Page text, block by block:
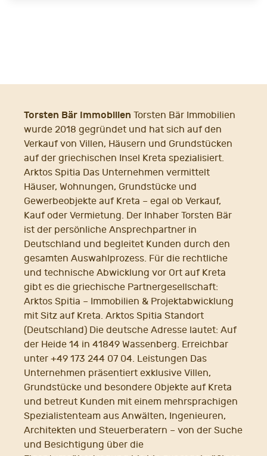
Torsten Bär Immobilien Torsten Bär Immobilien
wurde 2018 gegründet und hat sich auf den
Verkauf von Villen, Häusern und Grundstücken
auf der griechischen Insel Kreta spezialisiert.
Arktos Spitia Das Unternehmen vermittelt
Häuser, Wohnungen, Grundstücke und
Gewerbeobjekte auf Kreta – egal ob Verkauf,
Kauf oder Vermietung. Der Inhaber Torsten Bär
ist der persönliche Ansprechpartner in
Deutschland und begleitet Kunden durch den
gesamten Auswahlprozess. Für die rechtliche
und technische Abwicklung vor Ort auf Kreta
gibt es die griechische Partnergesellschaft:
Arktos Spitia – Immobilien & Projektabwicklung
mit Sitz auf Kreta. Arktos Spitia Standort
(Deutschland) Die deutsche Adresse lautet: Auf
der Heide 14 in 41849 Wassenberg. Erreichbar
unter +49 173 244 07 04. Leistungen Das
Unternehmen präsentiert exklusive Villen,
Grundstücke und besondere Objekte auf Kreta
und betreut Kunden mit einem mehrsprachigen
Spezialistenteam aus Anwälten, Ingenieuren,
Architekten und Steuerberatern – von der Suche
und Besichtigung über die